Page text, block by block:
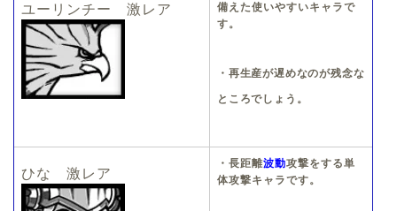
ユーリンチー 激レア
備えた使いやすいキャラで
す。
・再生産が遅めなのが残念な
ところでしょう。
ひな 激レア
・長距離波動攻撃をする単
体攻撃キャラです。